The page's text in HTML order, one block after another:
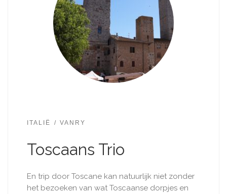
ITALIË VANRY
Toscaans Trio
En trip door Toscane kan natuurlijk niet zonder
het bezoeken van wat Toscaanse dorpjes en